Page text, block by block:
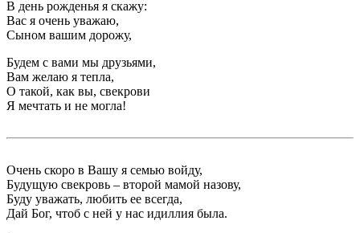
В день рожденья я скажу:
Вас я очень уважаю,
Сыном вашим дорожу,
Будем с вами мы друзьями,
Вам желаю я тепла,
О такой, как вы, свекрови
Я мечтать и не могла!
Очень скоро в Вашу я семью войду,
Будущую свекровь – второй мамой назову,
Буду уважать, любить ее всегда,
Дай Бог, чтоб с ней у нас идиллия была.